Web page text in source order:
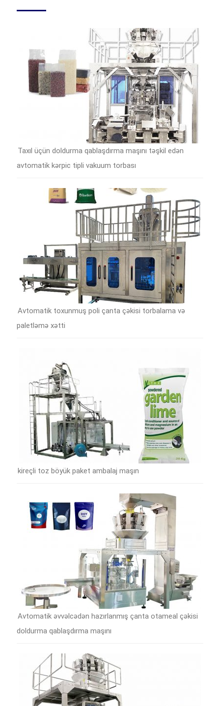
Taxıl üçün doldurma qablaşdırma maşını təşkil edən
avtomatik kərpic tipli vakuum torbası
Avtomatik toxunmuş poli çanta çəkisi torbalama və
paletləmə xətti
kireçli toz böyük paket ambalaj maşın
Avtomatik əvvəlcədən hazırlanmış çanta otameal çəkisi
doldurma qablaşdırma maşını